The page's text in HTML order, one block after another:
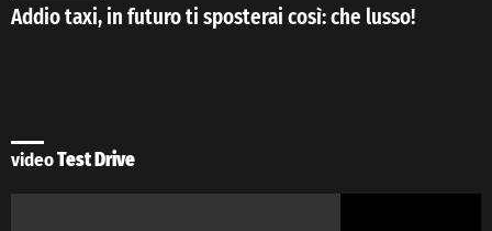
Addio taxi, in futuro ti sposterai così: che lusso!
videoTest Drive